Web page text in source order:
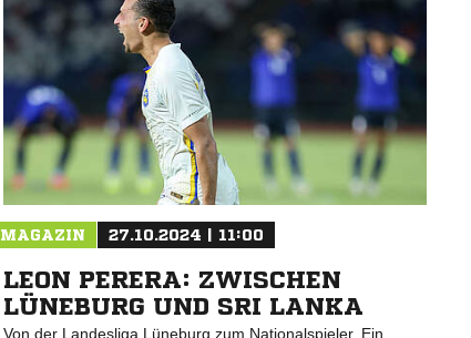
MAGAZIN 27.10.2024 | 11:00
LEON PERERA: ZWISCHEN
LÜNEBURG UND SRI LANKA
Von der Landesliga Lüneburg zum Nationalspieler. Ein